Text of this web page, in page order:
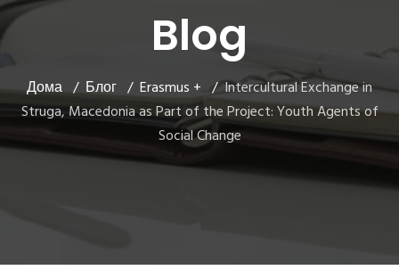
Blog
Дома Блог Erasmus +
Intercultural Exchange in
Struga, Macedonia as Part of the Project: Youth Agents of
Social Change